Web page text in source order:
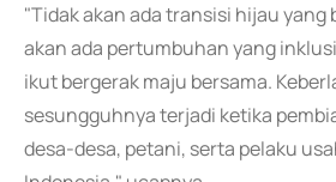
"Tidak akan ada transisi hijau yang
akan ada pertumbuhan yang
ikut bergerak maju bersama.
sesungguhnya terjadi ketika
desa-desa, petani, serta pelaku